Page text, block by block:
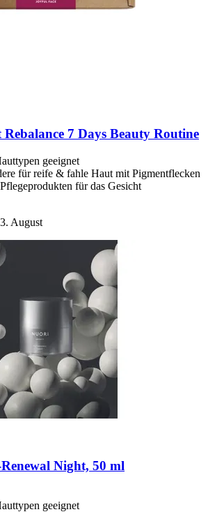
7 Days Beauty Routine
geeignet
für reife & fahle Haut mit Pigmentflecken
für das Gesicht
August
Night, 50 ml
geeignet